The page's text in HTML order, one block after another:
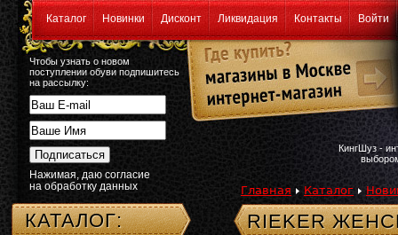
Каталог Новинки Дисконт Ликвидация Контакты Войти
Чтобы узнать о новом
поступлении обуви подпишитесь
на рассылку:
Нажимая, даю согласие
на обработку данных
КингШуз -
Главная Каталог
RIEKER
КАТАЛОГ: